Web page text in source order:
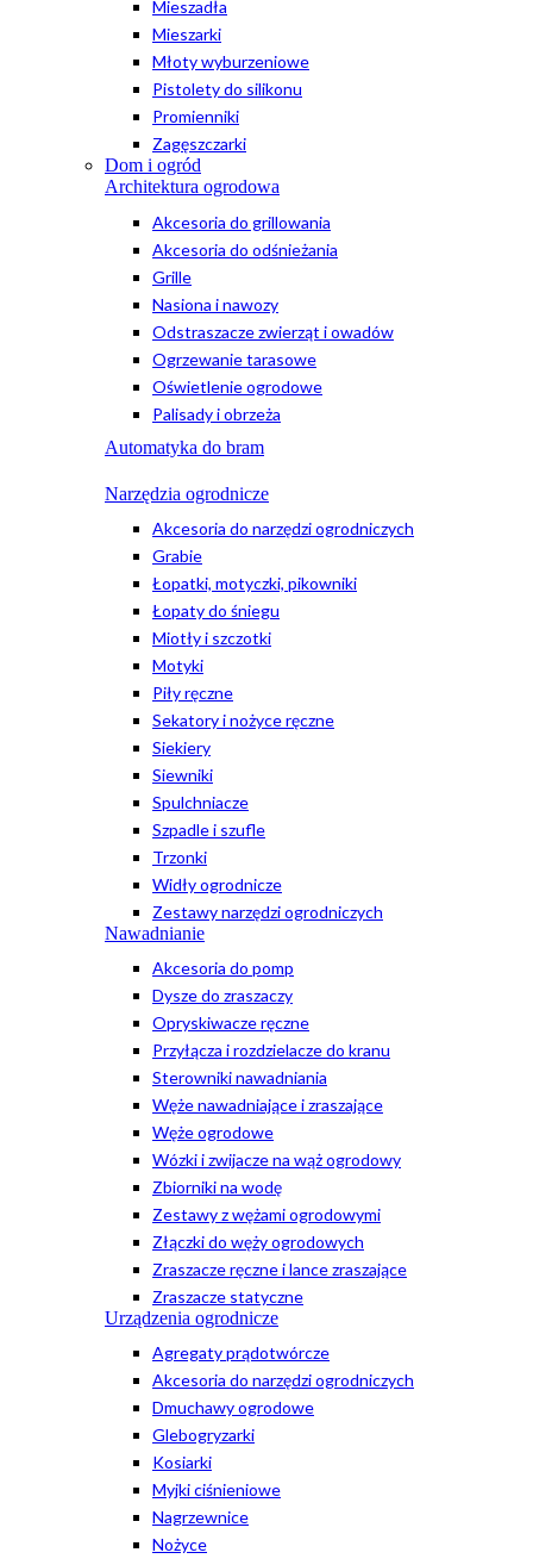
Mieszadła
Mieszarki
Młoty wyburzeniowe
Pistolety do silikonu
Promienniki
Zagęszczarki
Dom i ogród
Architektura ogrodowa
Akcesoria do grillowania
Akcesoria do odśnieżania
Grille
Nasiona i nawozy
Odstraszacze zwierząt i owadów
Ogrzewanie tarasowe
Oświetlenie ogrodowe
Palisady i obrzeża
Automatyka do bram
Narzędzia ogrodnicze
Akcesoria do narzędzi ogrodniczych
Grabie
Łopatki, motyczki, pikowniki
Łopaty do śniegu
Miotły i szczotki
Motyki
Piły ręczne
Sekatory i nożyce ręczne
Siekiery
Siewniki
Spulchniacze
Szpadle i szufle
Trzonki
Widły ogrodnicze
Zestawy narzędzi ogrodniczych
Nawadnianie
Akcesoria do pomp
Dysze do zraszaczy
Opryskiwacze ręczne
Przyłącza i rozdzielacze do kranu
Sterowniki nawadniania
Węże nawadniające i zraszające
Węże ogrodowe
Wózki i zwijacze na wąż ogrodowy
Zbiorniki na wodę
Zestawy z wężami ogrodowymi
Złączki do węży ogrodowych
Zraszacze ręczne i lance zraszające
Zraszacze statyczne
Urządzenia ogrodnicze
Agregaty prądotwórcze
Akcesoria do narzędzi ogrodniczych
Dmuchawy ogrodowe
Glebogryzarki
Kosiarki
Myjki ciśnieniowe
Nagrzewnice
Nożyce